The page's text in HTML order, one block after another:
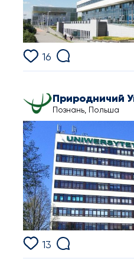
16
Познань, Польша
13